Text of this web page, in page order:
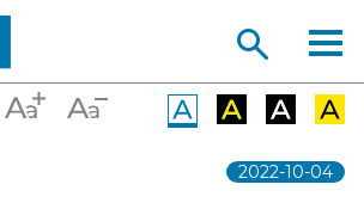
2022-10-04